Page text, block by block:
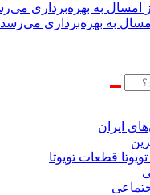
امسال به بهره‌برداری می‌رسد
ایران
قطعات تویوتا